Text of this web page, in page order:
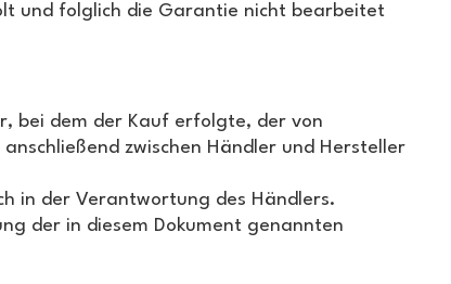
und folglich die Garantie nicht bearbeitet
bei dem der Kauf erfolgte, der von
zwischen Händler und Hersteller
in der Verantwortung des Händlers.
der in diesem Dokument genannten